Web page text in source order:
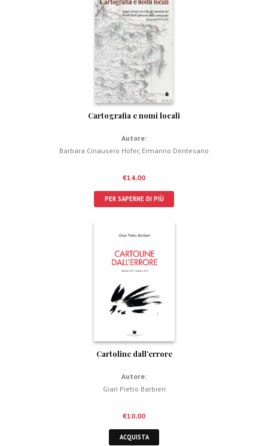
Cartografia e nomi locali
Autore:
Barbara Cinausero Hofer, Ermanno Dentesano
€14,00
PER SAPERNE DI PIÙ
Cartoline dall’errore
Autore:
Gian Pietro Barbieri
€10,00
ACQUISTA